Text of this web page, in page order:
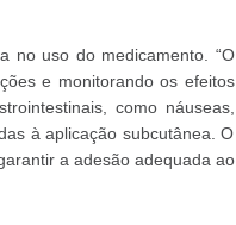
no uso do medicamento. “O
e monitorando os efeitos
como náuseas,
à aplicação subcutânea. O
a adesão adequada ao